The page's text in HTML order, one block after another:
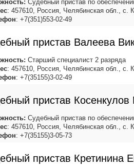
Судебный пристав по
: 457610, Россия, Челябинская обл., с.
: +7(351)553-02-49
пристав Валеева
Старший специалист 2 разряда
: 457610, Россия, Челябинская обл., с.
: +7(35155)3-02-49
пристав
Судебный пристав по
: 457610, Россия, Челябинская обл., с.
: +7(35155)3-05-73
пристав Кретинина